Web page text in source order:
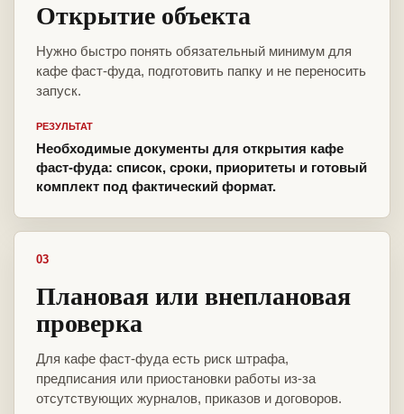
Открытие объекта
Нужно быстро понять обязательный минимум для
кафе фаст-фуда, подготовить папку и не переносить
запуск.
РЕЗУЛЬТАТ
Необходимые документы для открытия кафе
фаст-фуда: список, сроки, приоритеты и готовый
комплект под фактический формат.
03
Плановая или внеплановая
проверка
Для кафе фаст-фуда есть риск штрафа,
предписания или приостановки работы из-за
отсутствующих журналов, приказов и договоров.